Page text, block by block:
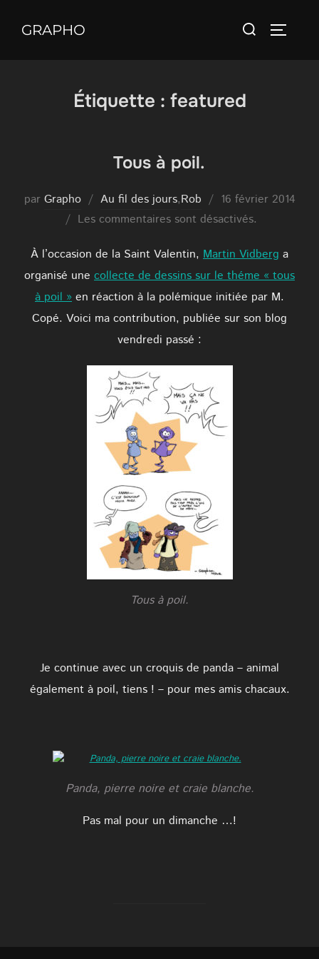
GRAPHO Rechercher :
Étiquette : featured
Tous à poil.
par Grapho Au fil des jours,Rob
Publié
le
16 février 2014
Les commentaires sont désactivés.
À l’occasion de la Saint Valentin, Martin Vidberg a
organisé une collecte de dessins sur le théme « tous
à poil » en réaction à la polémique initiée par M.
Copé. Voici ma contribution, publiée sur son blog
vendredi passé :
Tous à poil.
Je continue avec un croquis de panda – animal
également à poil, tiens ! – pour mes amis chacaux.
Panda, pierre noire et craie blanche.
Pas mal pour un dimanche …!